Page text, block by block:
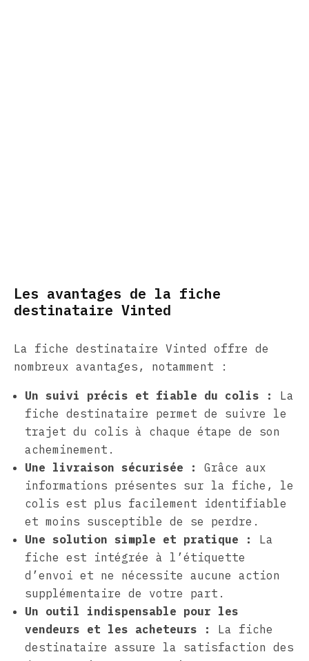
Les avantages de la fiche
destinataire Vinted
La fiche destinataire Vinted offre de
nombreux avantages, notamment :
Un suivi précis et fiable du colis :
La
fiche destinataire permet de suivre le
trajet du colis à chaque étape de son
acheminement.
Une livraison sécurisée :
Grâce aux
informations présentes sur la fiche, le
colis est plus facilement identifiable
et moins susceptible de se perdre.
Une solution simple et pratique :
La
fiche est intégrée à l’étiquette
d’envoi et ne nécessite aucune action
supplémentaire de votre part.
Un outil indispensable pour les
vendeurs et les acheteurs :
La fiche
destinataire assure la satisfaction des